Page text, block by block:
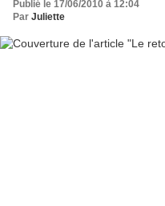
Publié le 17/06/2010 à 12:04
Par Juliette